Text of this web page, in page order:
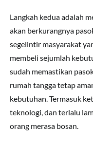
Langkah kedua adalah
akan berkurangnya
segelintir masyarakat
membeli sejumlah
sudah memastikan
rumah tangga tetap
kebutuhan. Termasuk
teknologi, dan terlalu
orang merasa bosan.